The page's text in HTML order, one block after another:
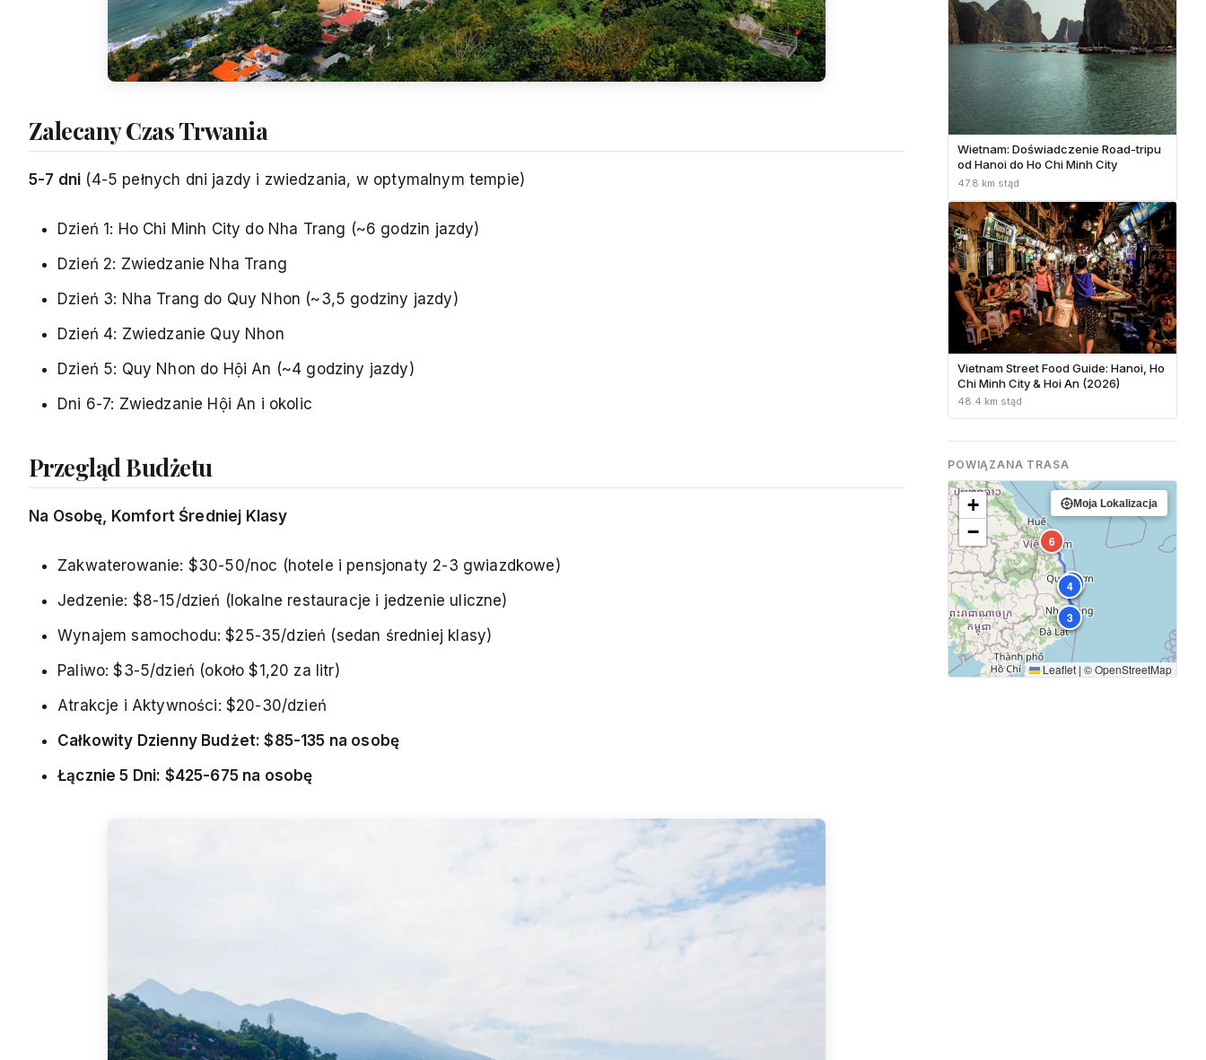
Zalecany Czas Trwania
5-7 dni (4-5 pełnych dni jazdy i zwiedzania, w optymalnym tempie)
Dzień 1: Ho Chi Minh City do Nha Trang (~6 godzin jazdy)
Dzień 2: Zwiedzanie Nha Trang
Dzień 3: Nha Trang do Quy Nhon (~3,5 godziny jazdy)
Dzień 4: Zwiedzanie Quy Nhon
Dzień 5: Quy Nhon do Hội An (~4 godziny jazdy)
Dni 6-7: Zwiedzanie Hội An i okolic
Przegląd Budżetu
Na Osobę, Komfort Średniej Klasy
Zakwaterowanie: $30-50/noc (hotele i pensjonaty 2-3 gwiazdkowe)
Jedzenie: $8-15/dzień (lokalne restauracje i jedzenie uliczne)
Wynajem samochodu: $25-35/dzień (sedan średniej klasy)
Paliwo: $3-5/dzień (około $1,20 za litr)
Atrakcje i Aktywności: $20-30/dzień
Całkowity Dzienny Budżet: $85-135 na osobę
Łącznie 5 Dni: $425-675 na osobę
Wietnam: Doświadczenie Road-tripu
od Hanoi do Ho Chi Minh City
47.8 km stąd
Vietnam Street Food Guide: Hanoi, Ho
Chi Minh City & Hoi An (2026)
48.4 km stąd
POWIĄZANA TRASA
1
2
3
4
5
6
+
−
Moja Lokalizacja
Leaflet | ©OpenStreetMap